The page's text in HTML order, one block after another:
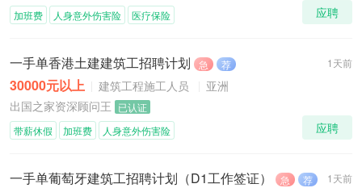
应聘
加班费 人身意外伤害险 医疗保险
1天前
一手单香港土建建筑工招聘计划 急 荐
30000元以上 建筑工程施工人员
亚洲
出国之家资深顾问王 已认证
应聘
带薪休假 加班费 人身意外伤害险
1天前
一手单葡萄牙建筑工招聘计划（D1工作签证） 急 荐